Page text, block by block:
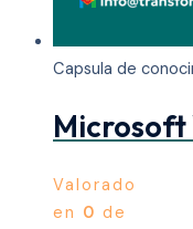
Capsula de
Microsoft
Valorado
en 0 de